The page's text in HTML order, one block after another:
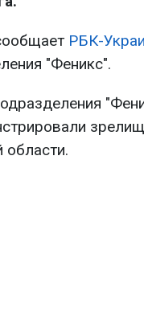
РБК-
"Феникс".
области.